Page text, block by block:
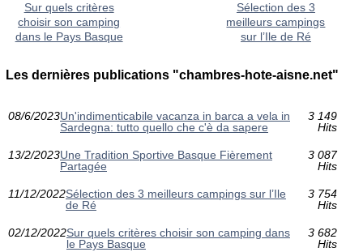
Sur quels critères
choisir son camping
dans le Pays Basque
Sélection des 3
meilleurs campings
sur l’Ile de Ré
Les dernières publications "chambres-hote-aisne.net"
08/6/2023Un'indimenticabile vacanza in barca a vela in
Sardegna: tutto quello che c'è da sapere
3 149
Hits
13/2/2023Une Tradition Sportive Basque Fièrement
Partagée
3 087
Hits
11/12/2022Sélection des 3 meilleurs campings sur l’Ile
de Ré
3 754
Hits
02/12/2022Sur quels critères choisir son camping dans
le Pays Basque
3 682
Hits